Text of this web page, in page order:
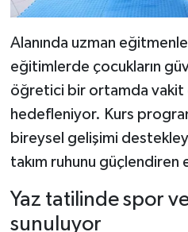
Alanında uzman
eğitimlerde çocukların
öğretici bir ortamda vakit
hedefleniyor. Kurs
bireysel gelişimi
takım ruhunu
Yaz tatilinde spor
sunuluyor